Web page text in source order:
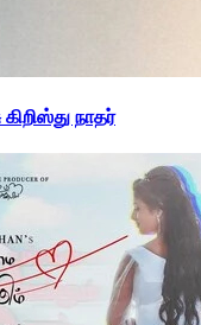
நாதர்